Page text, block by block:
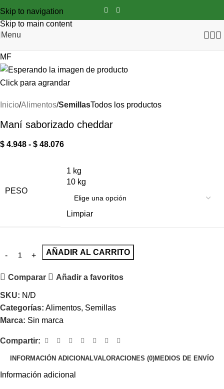
Skip to navigation
Skip to main content
Menu
MF
Click para agrandar
Inicio Alimentos SemillasTodos los productos
Maní saborizado cheddar
$ 4.948 - $ 48.076
PESO
1 kg
10 kg
Limpiar
AÑADIR AL CARRITO
Comparar Añadir a favoritos
SKU: N/D
Categorías: Alimentos, Semillas
Marca: Sin marca
Compartir:
INFORMACIÓN ADICIONALVALORACIONES (0)MEDIOS DE ENVÍO
Información adicional